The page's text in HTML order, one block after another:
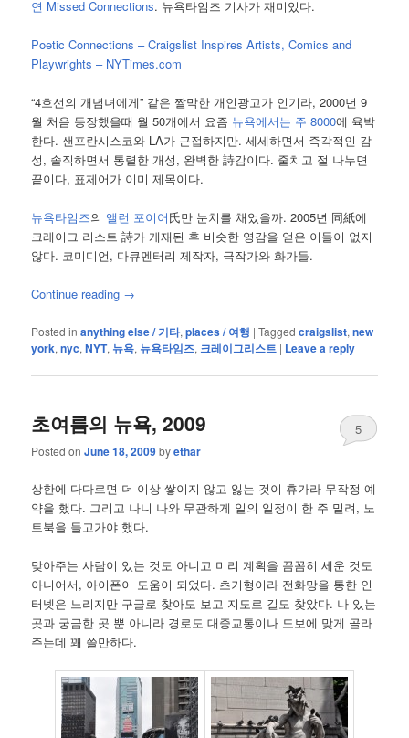
연 Missed Connections. 뉴욕타임즈 기사가 재미있다.
Poetic Connections – Craigslist Inspires Artists, Comics and
Playwrights – NYTimes.com
“4호선의 개념녀에게” 같은 짤막한 개인광고가 인기라, 2000년 9
월 처음 등장했을때 월 50개에서 요즘 뉴욕에서는 주 8000에 육박
한다. 샌프란시스코와 LA가 근접하지만. 세세하면서 즉각적인 감
성, 솔직하면서 통렬한 개성, 완벽한 詩감이다. 줄치고 절 나누면
끝이다, 표제어가 이미 제목이다.
뉴욕타임즈의앨런 포이어氏만 눈치를 채었을까. 2005년 同紙에
크레이그 리스트 詩가 게재된 후 비슷한 영감을 얻은 이들이 없지
않다. 코미디언, 다큐멘터리 제작자, 극작가와 화가들.
Continue reading →
Posted in anything else / 기타,places / 여행 |Tagged craigslist,new
york,nyc,NYT, 뉴욕, 뉴욕타임즈, 크레이그리스트 | Leave a reply
초여름의 뉴욕, 2009
Posted onJune 18, 2009byethar
5
상한에 다다르면 더 이상 쌓이지 않고 잃는 것이 휴가라 무작정 예
약을 했다. 그리고 나니 나와 무관하게 일의 일정이 한 주 밀려, 노
트북을 들고가야 했다.
맞아주는 사람이 있는 것도 아니고 미리 계획을 꼼꼼히 세운 것도
아니어서, 아이폰이 도움이 되었다. 초기형이라 전화망을 통한 인
터넷은 느리지만 구글로 찾아도 보고 지도로 길도 찾았다. 나 있는
곳과 궁금한 곳 뿐 아니라 경로도 대중교통이나 도보에 맞게 골라
주는데 꽤 쓸만하다.